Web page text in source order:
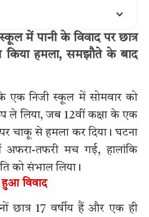
में पानी के विवाद पर छात्र
किया हमला, समझौते के बाद
निजी स्कूल में सोमवार को
ले लिया, जब 12वीं कक्षा के एक
चाकू से हमला कर दिया। घटना
तफरी मच गई, हालांकि
को संभाल लिया।
विवाद
छात्र 17 वर्षीय हैं और एक ही